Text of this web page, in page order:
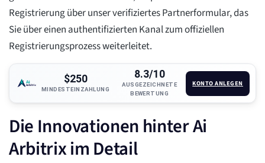
Registrierung über unser verifiziertes Partnerformular, das
Sie über einen authentifizierten Kanal zum offiziellen
Registrierungsprozess weiterleitet.
$250
MINDESTEINZAHLUNG
8.3/10
AUSGEZEICHNETE
BEWERTUNG
KONTO ANLEGEN
Die Innovationen hinter Ai
Arbitrix im Detail